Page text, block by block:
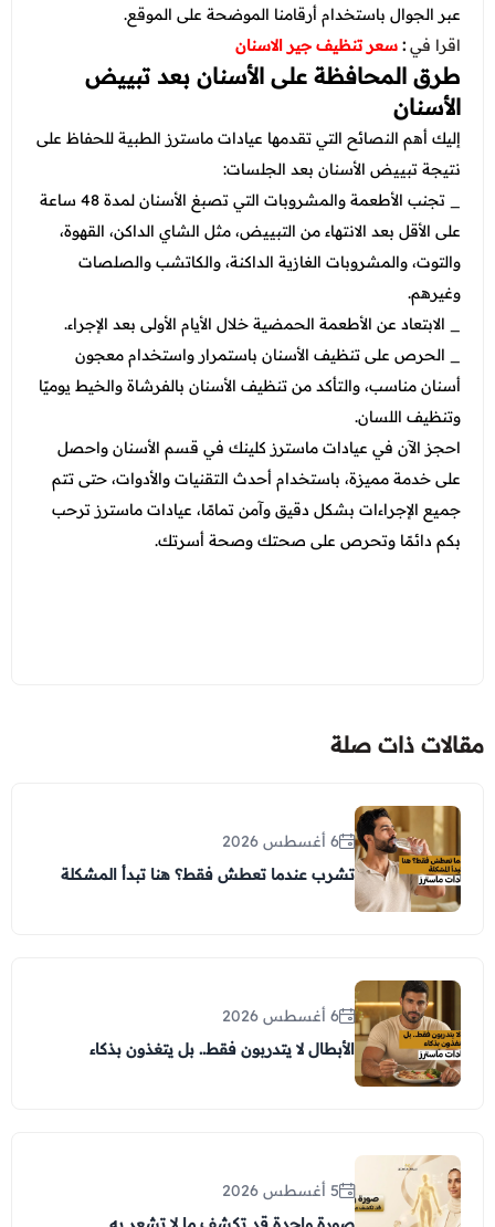
عبر الجوال باستخدام أرقامنا الموضحة على الموقع.
اقرا في :سعر تنظيف جير الاسنان
طرق المحافظة على الأسنان بعد تبييض
الأسنان
إليك أهم النصائح التي تقدمها عيادات ماسترز الطبية للحفاظ على
نتيجة تبييض الأسنان بعد الجلسات:
_ تجنب الأطعمة والمشروبات التي تصبغ الأسنان لمدة 48 ساعة
على الأقل بعد الانتهاء من التبييض، مثل الشاي الداكن، القهوة،
والتوت، والمشروبات الغازية الداكنة، والكاتشب والصلصات
وغيرهم.
_ الابتعاد عن الأطعمة الحمضية خلال الأيام الأولى بعد الإجراء.
_ الحرص على تنظيف الأسنان باستمرار واستخدام معجون
أسنان مناسب، والتأكد من تنظيف الأسنان بالفرشاة والخيط يوميًا
وتنظيف اللسان.
احجز الآن في عيادات ماسترز كلينك في قسم الأسنان واحصل
على خدمة مميزة، باستخدام أحدث التقنيات والأدوات، حتى تتم
جميع الإجراءات بشكل دقيق وآمن تمامًا، عيادات ماسترز ترحب
بكم دائمًا وتحرص على صحتك وصحة أسرتك.
مقالات ذات صلة
6 أغسطس 2026
تشرب عندما تعطش فقط؟ هنا تبدأ المشكلة
6 أغسطس 2026
الأبطال لا يتدربون فقط.. بل يتغذون بذكاء
5 أغسطس 2026